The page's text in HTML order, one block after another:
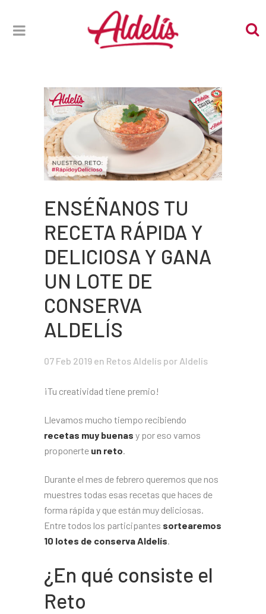
ENSÉÑANOS TU
RECETA RÁPIDA Y
DELICIOSA Y GANA
UN LOTE DE
CONSERVA
ALDELÍS
07 Feb 2019 en Retos Aldelís por Aldelís
¡Tu creatividad tiene premio!
Llevamos mucho tiempo recibiendo
recetas muy buenas y por eso vamos
proponerte un reto.
Durante el mes de febrero queremos que nos
muestres todas esas recetas que haces de
forma rápida y que están muy deliciosas.
Entre todos los participantes sortearemos
10 lotes de conserva Aldelís.
¿En qué consiste el
Reto